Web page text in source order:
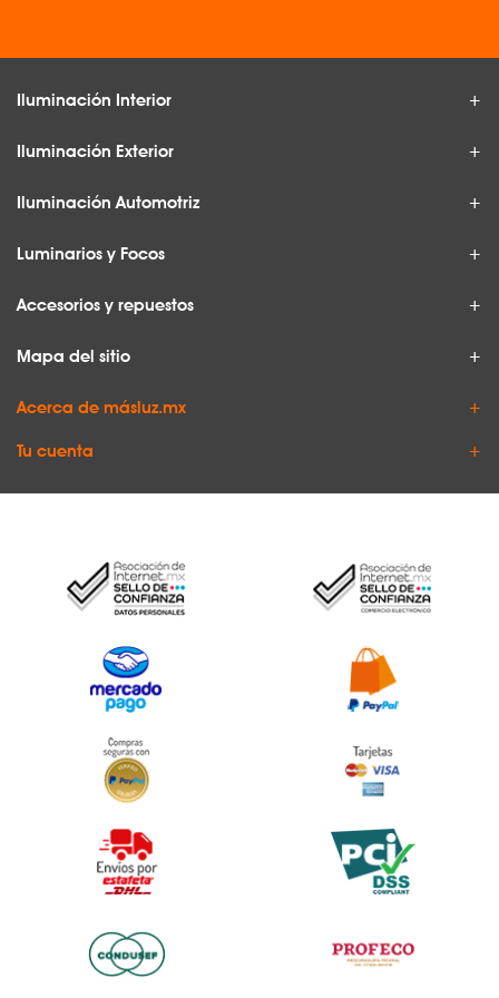
Iluminación Interior
Iluminación Exterior
Iluminación Automotriz
Luminarios y Focos
Accesorios y repuestos
Mapa del sitio
Acerca de másluz.mx
Tu cuenta